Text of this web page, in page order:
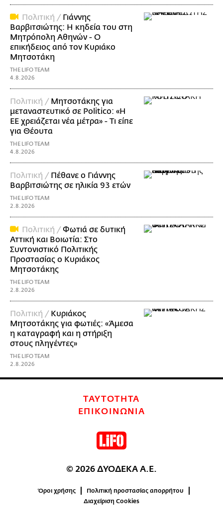
Πολιτική / Γιάννης
Βαρβιτσιώτης: Η κηδεία του στη
Μητρόπολη Αθηνών - Ο
επικήδειος από τον Κυριάκο
Μητσοτάκη
THE LIFO TEAM
4.8.2026
Πολιτική / Μητσοτάκης για
μεταναστευτικό σε Politico: «Η
ΕΕ χρειάζεται νέα μέτρα» - Τι είπε
για Θέουτα
THE LIFO TEAM
4.8.2026
Πολιτική / Πέθανε ο Γιάννης
Βαρβιτσιώτης σε ηλικία 93 ετών
THE LIFO TEAM
2.8.2026
Πολιτική /Φωτιά σε δυτική
Αττική και Βοιωτία: Στο
Συντονιστικό Πολιτικής
Προστασίας ο Κυριάκος
Μητσοτάκης
THE LIFO TEAM
2.8.2026
Πολιτική / Κυριάκος
Μητσοτάκης για φωτιές: «Άμεσα
η καταγραφή και η στήριξη
στους πληγέντες»
THE LIFO TEAM
2.8.2026
ΤΑΥΤΟΤΗΤΑ
ΕΠΙΚΟΙΝΩΝΙΑ
© 2026 ΔΥΟΔΕΚΑ Α.Ε.
Όροι χρήσης
Πολιτική προστασίας απορρήτου
Διαχείριση Cookies